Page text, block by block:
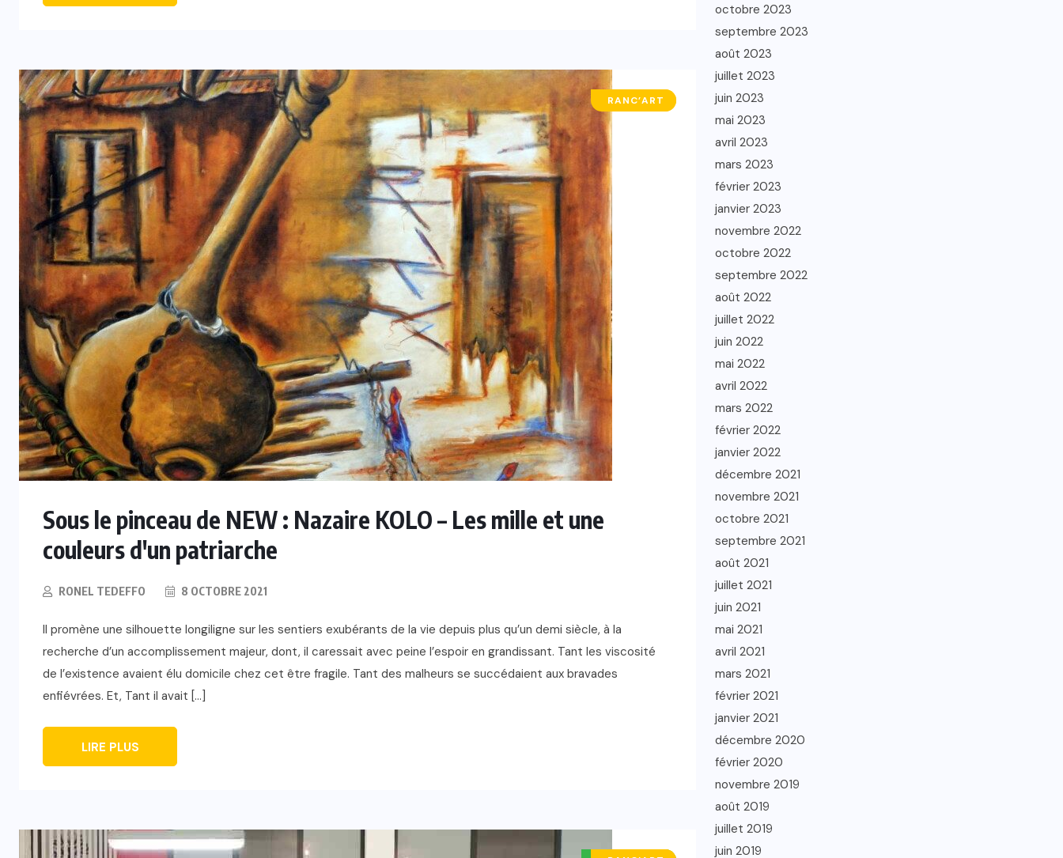
EVENT’ART
RANC’ART
Sous le pinceau de NEW : Nazaire KOLO – Les mille et une
couleurs d'un patriarche
RONEL TEDEFFO 8 OCTOBRE 2021
Il promène une silhouette longiligne sur les sentiers exubérants de la vie depuis plus qu’un demi siècle, à la
recherche d’un accomplissement majeur, dont, il caressait avec peine l’espoir en grandissant. Tant les viscosité
de l’existence avaient élu domicile chez cet être fragile. Tant des malheurs se succédaient aux bravades
enfiévrées. Et, Tant il avait […]
LIRE PLUS
octobre 2023
septembre 2023
août 2023
juillet 2023
juin 2023
mai 2023
avril 2023
mars 2023
février 2023
janvier 2023
novembre 2022
octobre 2022
septembre 2022
août 2022
juillet 2022
juin 2022
mai 2022
avril 2022
mars 2022
février 2022
janvier 2022
décembre 2021
novembre 2021
octobre 2021
septembre 2021
août 2021
juillet 2021
juin 2021
mai 2021
avril 2021
mars 2021
février 2021
janvier 2021
décembre 2020
février 2020
novembre 2019
août 2019
juillet 2019
juin 2019